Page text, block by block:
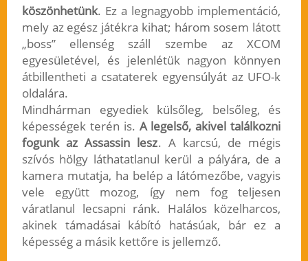
köszönhetünk. Ez a legnagyobb implementáció,
mely az egész játékra kihat; három sosem látott
„boss” ellenség száll szembe az XCOM
egyesületével, és jelenlétük nagyon könnyen
átbillentheti a csataterek egyensúlyát az UFO-k
oldalára.
Mindhárman egyediek külsőleg, belsőleg, és
képességek terén is. A legelső, akivel találkozni
fogunk az Assassin lesz. A karcsú, de mégis
szívós hölgy láthatatlanul kerül a pályára, de a
kamera mutatja, ha belép a látómezőbe, vagyis
vele együtt mozog, így nem fog teljesen
váratlanul lecsapni ránk. Halálos közelharcos,
akinek támadásai kábító hatásúak, bár ez a
képesség a másik kettőre is jellemző.